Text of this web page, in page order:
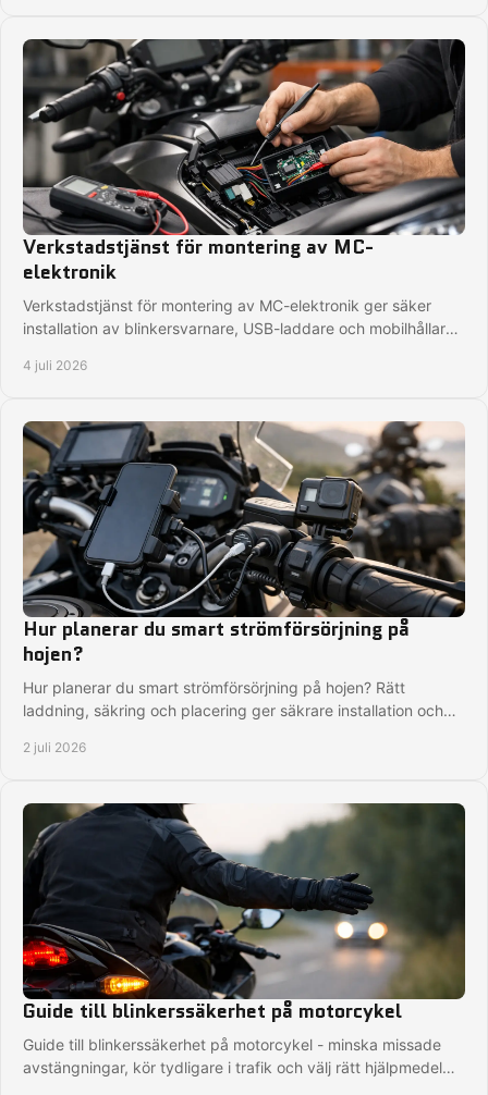
Verkstadstjänst för montering av MC-
elektronik
Verkstadstjänst för montering av MC-elektronik ger säker
installation av blinkersvarnare, USB-laddare och mobilhållare
4 juli 2026
Hur planerar du smart strömförsörjning på
hojen?
Hur planerar du smart strömförsörjning på hojen? Rätt
laddning, säkring och placering ger säkrare installation och
2 juli 2026
Guide till blinkerssäkerhet på motorcykel
Guide till blinkerssäkerhet på motorcykel - minska missade
avstängningar, kör tydligare i trafik och välj rätt hjälpmedel